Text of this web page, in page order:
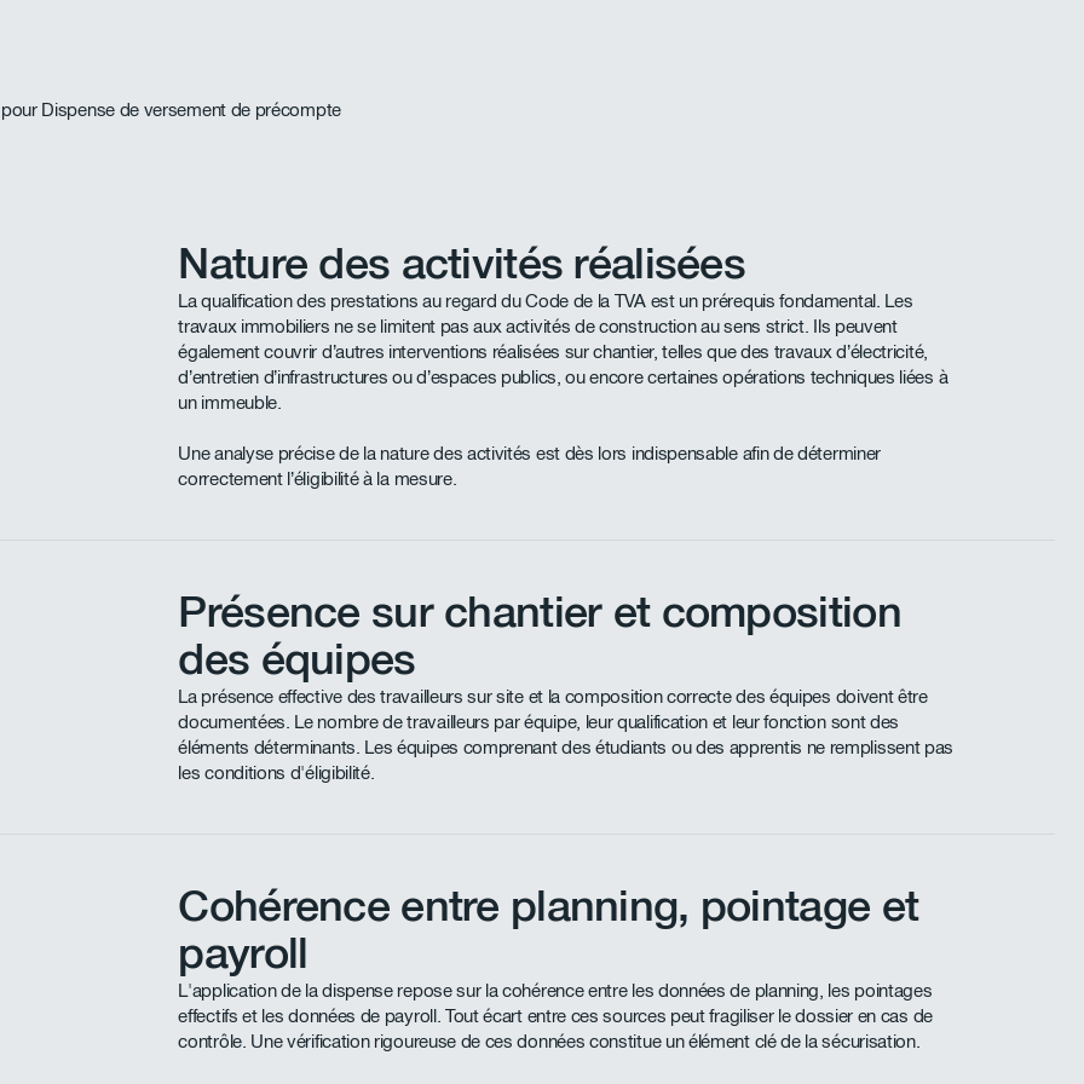
Nature des activités réalisées
La qualification des prestations au regard du Code de la TVA est un prérequis fondamental. Les
travaux immobiliers ne se limitent pas aux activités de construction au sens strict. Ils peuvent
également couvrir d’autres interventions réalisées sur chantier, telles que des travaux d’électricité,
d’entretien d’infrastructures ou d’espaces publics, ou encore certaines opérations techniques liées à
un immeuble.
Une analyse précise de la nature des activités est dès lors indispensable afin de déterminer
correctement l’éligibilité à la mesure.
Présence sur chantier et composition
des équipes
La présence effective des travailleurs sur site et la composition correcte des équipes doivent être
documentées. Le nombre de travailleurs par équipe, leur qualification et leur fonction sont des
éléments déterminants. Les équipes comprenant des étudiants ou des apprentis ne remplissent pas
les conditions d'éligibilité.
Cohérence entre planning, pointage et
payroll
L'application de la dispense repose sur la cohérence entre les données de planning, les pointages
effectifs et les données de payroll. Tout écart entre ces sources peut fragiliser le dossier en cas de
contrôle. Une vérification rigoureuse de ces données constitue un élément clé de la sécurisation.